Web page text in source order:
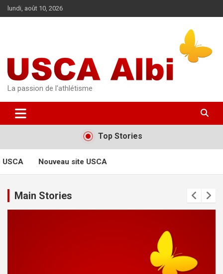
Aller
au
lundi, août 10, 2026
La passion de l'athlétisme
Top Stories
Nouveau site USCA
Main Stories